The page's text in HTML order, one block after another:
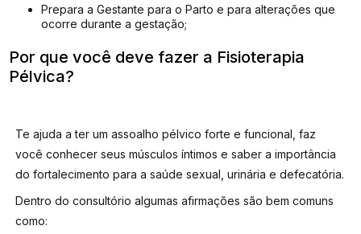
Prepara a Gestante para o Parto e para alterações que
ocorre durante a gestação;
Por que você deve fazer a Fisioterapia
Pélvica?
Te ajuda a ter um assoalho pélvico forte e funcional, faz
você conhecer seus músculos íntimos e saber a importância
do fortalecimento para a saúde sexual, urinária e defecatória.
Dentro do consultório algumas afirmações são bem comuns
como: